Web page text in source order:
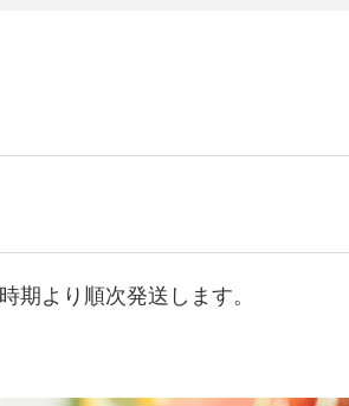
期より順次発送します。